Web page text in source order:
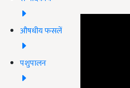
औषधीय फसलें
पशुपालन